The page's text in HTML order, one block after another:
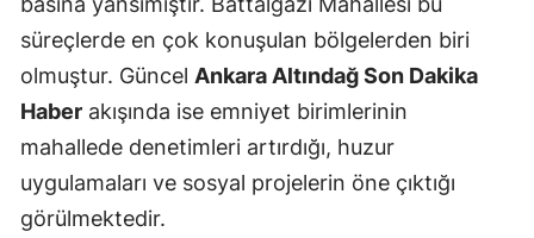
süreçlerde en çok konuşulan bölgelerden biri
olmuştur. Güncel Ankara Altındağ Son Dakika
Haber akışında ise emniyet birimlerinin
mahallede denetimleri artırdığı, huzur
uygulamaları ve sosyal projelerin öne çıktığı
görülmektedir.